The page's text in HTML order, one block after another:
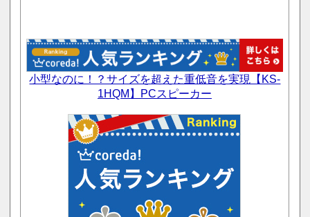
小型なのに！？サイズを超えた重低音を実現【KS-
1HQM】PCスピーカー